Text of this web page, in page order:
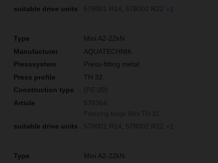
578001 R14 578002 R22 +1
Mini A2-22kN
AQUATECHNIK
Press-fitting metal
TH 32
(PZ-2B)
578364
578001 R14 578002 R22 +1
Mini A2-22kN